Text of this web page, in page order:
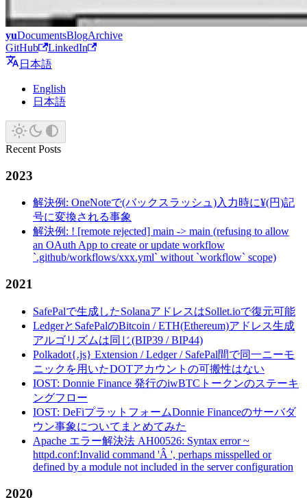
yuDocumentsBlogArchive
GitHub
LinkedIn
日本語
English
日本語
Recent Posts
2023
解決例: OneNoteで(バックスラッシュ)入力時に¥(円)記
号に変換される事象
解決例: ! [remote rejected] main -> main (refusing to allow
an OAuth App to create or update workflow
`.github/workflows/xxx.yml` without `workflow` scope)
2021
SafePalで生成したSolanaアドレスはSollet.ioで復元可能
LedgerとSafePalのBitcoin / ETH(Ethereum)アドレス生成
アルゴリズムは同じ(BIP39 / BIP44)
Polkadot{.js} Extension / Ledger / SafePal間で同一ニーモ
ニックを用いたDOTアカウントの可搬性はない
IOST: Donnie Finance 発行のiwBTCトークンのステーキ
ングフロー
IOST: DeFiプラットフォームDonnie Financeのサーバダ
ウン事象についてまとめてみた
Apache エラー解決法 AH00526: Syntax error ~
httpd.conf:Invalid command 'Â ', perhaps misspelled or
defined by a module not included in the server configuration
2020